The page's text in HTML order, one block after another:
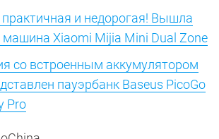
и недорогая! Вышла
машина Xiaomi Mijia Mini Dual Zone
со встроенным аккумулятором
пауэрбанк Baseus PicoGo
Pro